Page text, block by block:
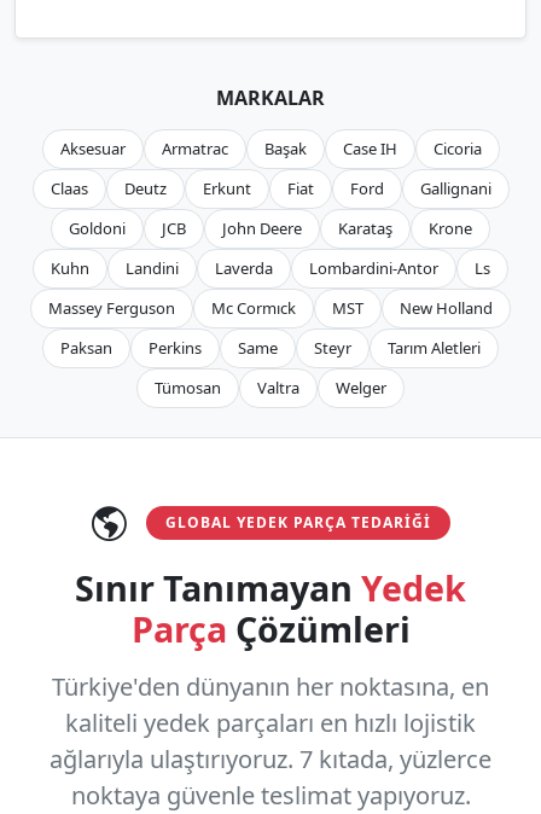
MARKALAR
Aksesuar Armatrac Başak Case IH
Cicoria
Claas
Deutz Erkunt Fiat Ford
Gallignani
Goldoni
JCB John Deere Karataş
Krone
Kuhn
Landini Laverda Lombardini-Antor
Ls
Massey Ferguson
Mc Cormıck MST
New Holland
Paksan
Perkins Same Steyr
Tarım Aletleri
Tümosan
Valtra Welger
GLOBAL YEDEK PARÇA TEDARIĞI
Sınır Tanımayan Yedek
Parça Çözümleri
Türkiye'den dünyanın her noktasına, en
kaliteli yedek parçaları en hızlı lojistik
ağlarıyla ulaştırıyoruz. 7 kıtada, yüzlerce
noktaya güvenle teslimat yapıyoruz.